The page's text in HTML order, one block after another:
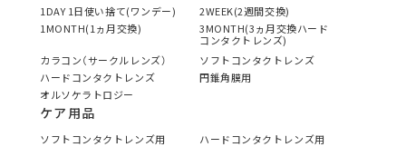
1DAY 1日使い捨て(ワンデー)
2WEEK(2週間交換)
1MONTH(1ヵ月交換)
3MONTH(3ヵ月交換ハード
コンタクトレンズ)
カラコン（サークルレンズ）
ソフトコンタクトレンズ
ハードコンタクトレンズ
円錐角膜用
オルソケラトロジー
ケア用品
ソフトコンタクトレンズ用
ハードコンタクトレンズ用